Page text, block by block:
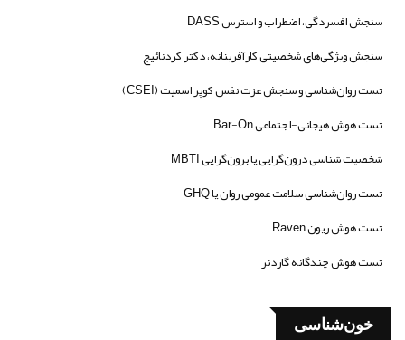
سنجش افسردگی، اضطراب و استرس DASS
سنجش ویژگی‌های شخصیتی کارآفرینانه، دکتر کردنائیج
تست روان‌شناسی و سنجش عزت نفس کوپر اسمیت (CSEI)
تست هوش هیجانی-اجتماعی Bar-On
شخصیت شناسی درون‌گرایی یا برون‌گرایی MBTI
تست روان‌شناسی سلامت عمومی روان یا GHQ
تست هوش ریون Raven
تست هوش چندگانه گاردنر
خون‌شناسی